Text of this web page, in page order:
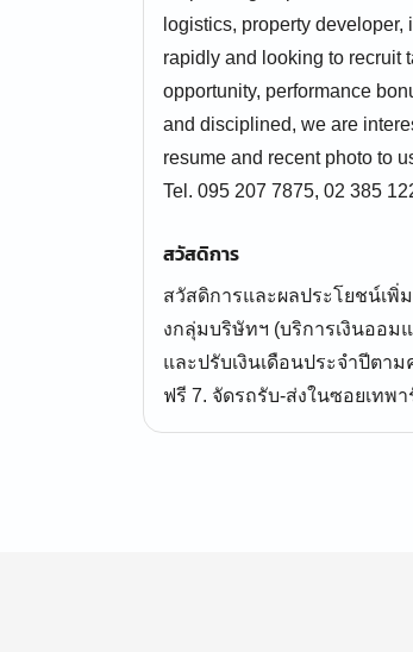
logistics, property
rapidly and looking to recruit
opportunity, performance
and disciplined, we are
resume and recent photo to
Tel. 095 207 7875, 02 385
สวัสดิการ
สวัสดิการและผลประโยชน์เพิ่
งกลุ่มบริษัทฯ (บริการเงินออม
และปรับเงินเดือนประจำปีตา
ฟรี 7. จัดรถรับ-ส่งในซอยเทพ